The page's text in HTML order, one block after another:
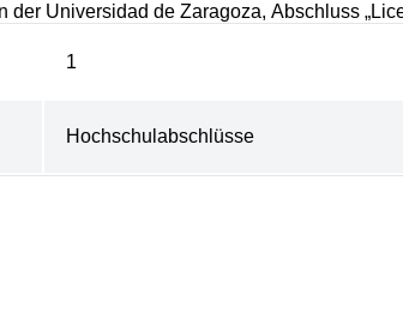
der Universidad de Zaragoza, Abschluss
1
Hochschulabschlüsse